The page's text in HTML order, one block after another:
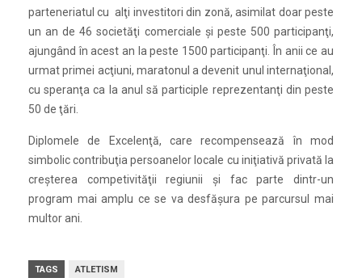
parteneriatul cu alţi investitori din zonă, asimilat doar peste
un an de 46 societăţi comerciale şi peste 500 participanţi,
ajungând în acest an la peste 1500 participanţi. În anii ce au
urmat primei acţiuni, maratonul a devenit unul internaţional,
cu speranţa ca la anul să participle reprezentanţi din peste
50 de ţări.
Diplomele de Excelenţă, care recompensează în mod
simbolic contribuţia persoanelor locale cu iniţiativă privată la
creşterea competivităţii regiunii și fac parte dintr-un
program mai amplu ce se va desfăşura pe parcursul mai
multor ani.
TAGS ATLETISM